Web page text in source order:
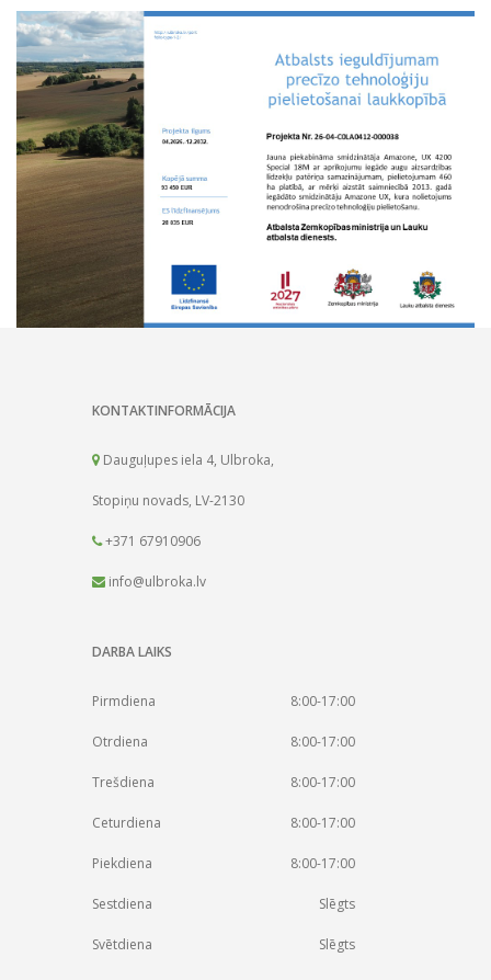
KONTAKTINFORMĀCIJA
Dauguļupes iela 4, Ulbroka,
Stopiņu novads, LV-2130
+371 67910906
info@ulbroka.lv
DARBA LAIKS
Pirmdiena 8:00-17:00
Otrdiena 8:00-17:00
Trešdiena 8:00-17:00
Ceturdiena 8:00-17:00
Piekdiena 8:00-17:00
Sestdiena Slēgts
Svētdiena Slēgts